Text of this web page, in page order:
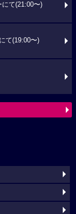
て(21:00〜)
て(19:00〜)